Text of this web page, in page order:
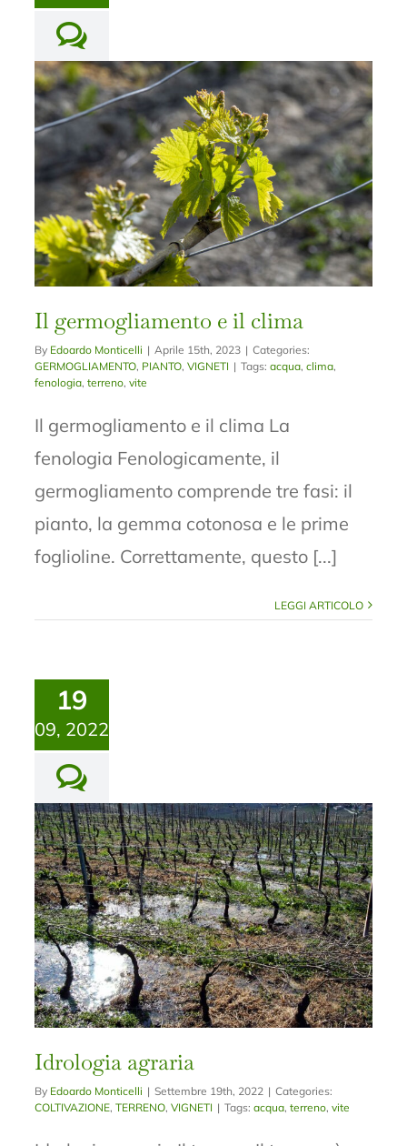
Il germogliamento e il clima
By Edoardo Monticelli | Aprile 15th, 2023 | Categories:
GERMOGLIAMENTO, PIANTO,VIGNETI | Tags:acqua,clima,
fenologia,terreno,vite
Il germogliamento e il clima La
fenologia Fenologicamente, il
germogliamento comprende tre fasi: il
pianto, la gemma cotonosa e le prime
foglioline. Correttamente, questo [...]
LEGGI ARTICOLO
19
09, 2022
Idrologia agraria
By Edoardo Monticelli | Settembre 19th, 2022 | Categories:
COLTIVAZIONE,TERRENO,VIGNETI | Tags:acqua,terreno,vite